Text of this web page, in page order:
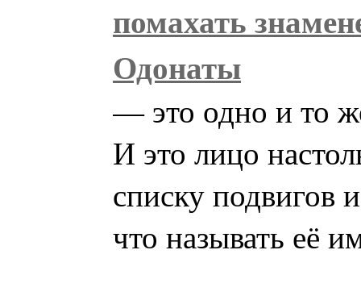
помахать
Одонаты
— это одно и то
И это лицо
списку подвигов
что называть её